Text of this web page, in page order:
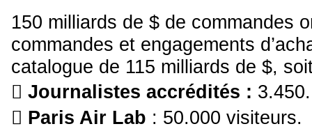
150 milliards de $ de commandes
commandes et engagements
catalogue de 115 milliards de $,
 Journalistes accrédités : 3.450.
 Paris Air Lab : 50.000 visiteurs.